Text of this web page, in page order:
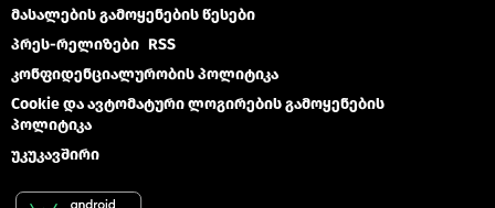
მასალების გამოყენების წესები
პრეს-რელიზები RSS
კონფიდენციალურობის პოლიტიკა
Cookie და ავტომატური ლოგირების გამოყენების
პოლიტიკა
უკუკავშირი